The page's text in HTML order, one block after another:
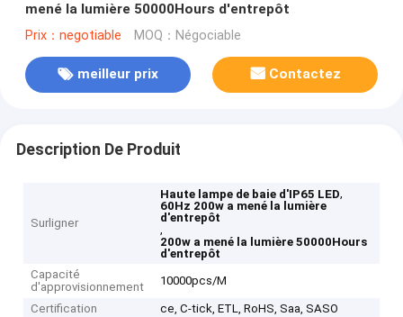
mené la lumière 50000Hours d'entrepôt
Prix：negotiable MOQ：Négociable
meilleur prix Contactez
Description De Produit
Surligner
Haute lampe de baie d'IP65 LED,
60Hz 200w a mené la lumière
d'entrepôt
,
200w a mené la lumière 50000Hours
d'entrepôt
Capacité
d'approvisionnement
10000pcs/M
Certification
ce, C-tick, ETL, RoHS, Saa, SASO